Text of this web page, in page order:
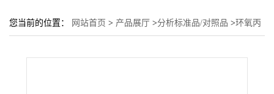
您当前的位置： 网站首页 > 产品展厅 >分析标准品/对照品 >环氧丙